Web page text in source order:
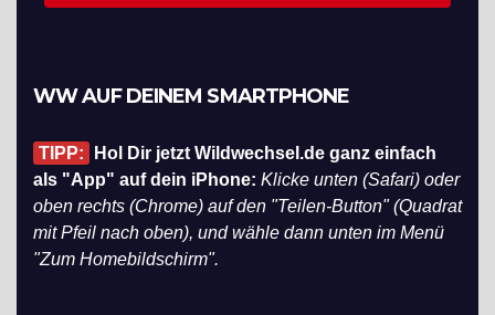
WW AUF DEINEM SMARTPHONE
TIPP:
Hol Dir jetzt Wildwechsel.de ganz einfach
als "App" auf dein iPhone: Klicke unten (Safari) oder
oben rechts (Chrome) auf den "Teilen-Button" (Quadrat
mit Pfeil nach oben), und wähle dann unten im Menü
"Zum Homebildschirm".